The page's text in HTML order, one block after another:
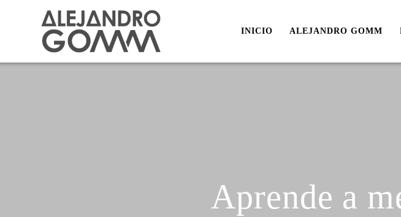
INICIO ALEJANDRO GOMM
Aprende a